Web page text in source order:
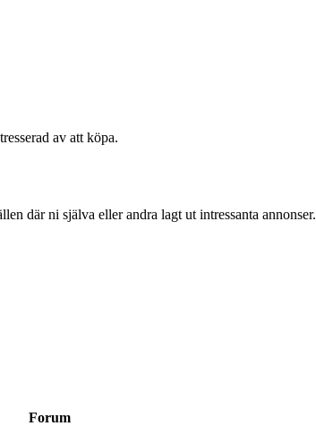
av att köpa.
där ni själva eller andra lagt ut intressanta annonser.
Forum